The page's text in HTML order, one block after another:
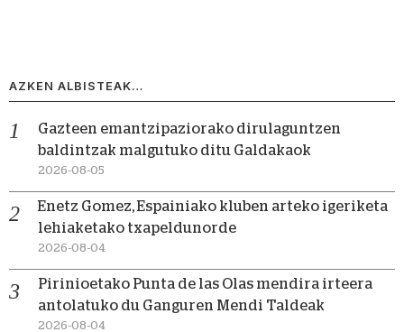
AZKEN ALBISTEAK…
Gazteen emantzipaziorako dirulaguntzen
baldintzak malgutuko ditu Galdakaok
2026-08-05
Enetz Gomez, Espainiako kluben arteko igeriketa
lehiaketako txapeldunorde
2026-08-04
Pirinioetako Punta de las Olas mendira irteera
antolatuko du Ganguren Mendi Taldeak
2026-08-04